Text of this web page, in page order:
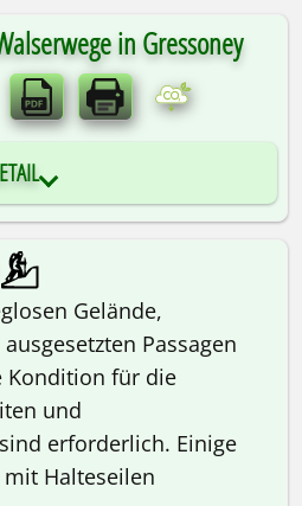
in Gressoney
Gelände,
Passagen
Kondition für die
und
erforderlich. Einige
mit Halteseilen